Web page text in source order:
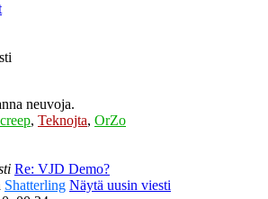
neuvoja.
, Teknojta, OrZo
Re: VJD Demo?
Shatterling Näytä uusin viesti